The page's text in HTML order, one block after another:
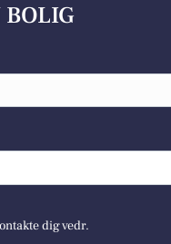
BOLIG
dig vedr.